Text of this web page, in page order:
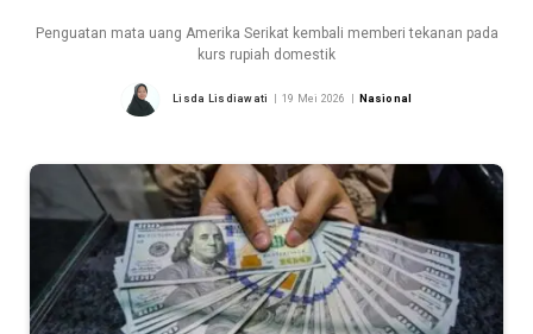
Penguatan mata uang Amerika Serikat kembali memberi tekanan pada
kurs rupiah domestik
Lisda Lisdiawati 19 Mei 2026 Nasional